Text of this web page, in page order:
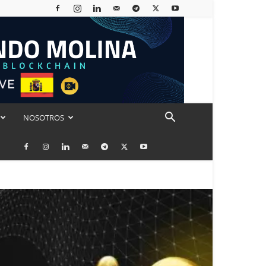
NOSOTROS